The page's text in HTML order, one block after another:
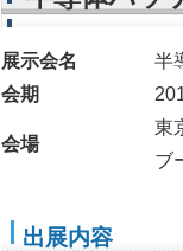
展示会名
半
会期
会場
東
ブ
出展内容